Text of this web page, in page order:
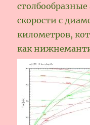
скорости с
километров,
как